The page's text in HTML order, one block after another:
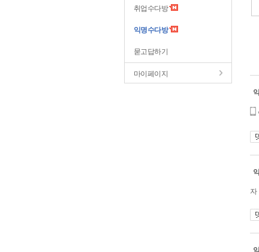
취업수다방
익명수다방
묻고답하기
마이페이지